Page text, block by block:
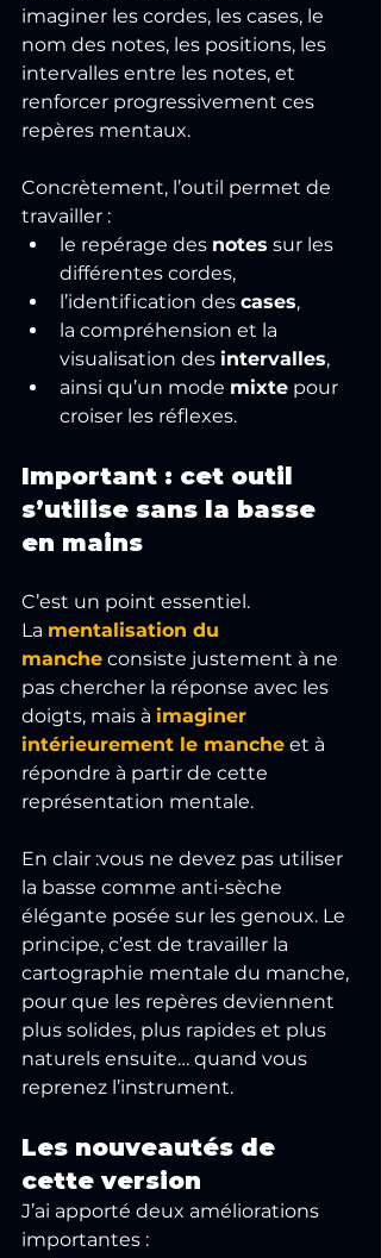
imaginer les cordes, les cases, le
nom des notes, les positions, les
intervalles entre les notes, et
renforcer progressivement ces
repères mentaux.
Concrètement, l’outil permet de
travailler :
le repérage des notes sur les
différentes cordes,
l’identification des cases,
la compréhension et la
visualisation des intervalles,
ainsi qu’un mode mixte pour
croiser les réflexes.
Important : cet outil
s’utilise sans la basse
en mains
C’est un point essentiel.
La mentalisation du
manche consiste justement à ne
pas chercher la réponse avec les
doigts, mais à imaginer
intérieurement le manche et à
répondre à partir de cette
représentation mentale.
En clair :vous ne devez pas utiliser
la basse comme anti-sèche
élégante posée sur les genoux. Le
principe, c’est de travailler la
cartographie mentale du manche,
pour que les repères deviennent
plus solides, plus rapides et plus
naturels ensuite… quand vous
reprenez l’instrument.
Les nouveautés de
cette version
J’ai apporté deux améliorations
importantes :